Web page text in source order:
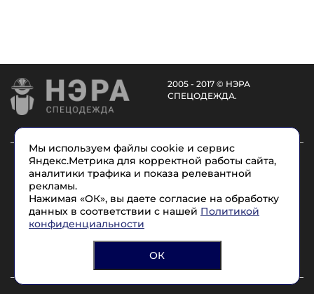
2005 - 2017 © НЭРА
СПЕЦОДЕЖДА.
Каталог Услуги О компании
Доставка
Размеры
Условные обозначения Контакты
8 (965) 715-17-17
Согласие на обработку персональных данных
Мы используем файлы cookie и сервис
Яндекс.Метрика для корректной работы сайта,
аналитики трафика и показа релевантной
рекламы.
Нажимая «ОК», вы даете согласие на обработку
данных в соответствии с нашей Политикой
конфиденциальности
ОК